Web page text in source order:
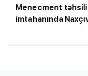
Menecment təhsili
imtahanında